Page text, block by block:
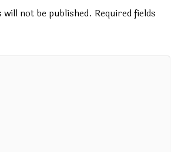
m
will not be published. Required fields